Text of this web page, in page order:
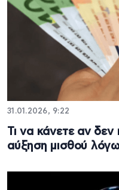
31.01.2026, 9:22
Τι να κάνετε αν
αύξηση μισθού